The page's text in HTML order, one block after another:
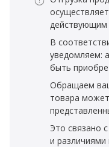
действующим
В
уведомляем:
быть
Обращаем
товара
Это связано
и различиями